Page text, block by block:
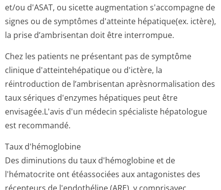
et/ou d'ASAT, ou sicette augmentation s'accompagne de
signes ou de symptômes d'atteinte hépatique(ex. ictère),
la prise d’ambrisentan doit être interrompue.
Chez les patients ne présentant pas de symptôme
clinique d'atteintehépatique ou d'ictère, la
réintroduction de l’ambrisentan aprèsnormalisation des
taux sériques d'enzymes hépatiques peut être
envisagée.L'avis d'un médecin spécialiste hépatologue
est recommandé.
Taux d'hémoglobine
Des diminutions du taux d'hémoglobine et de
l'hématocrite ont étéassociées aux antagonistes des